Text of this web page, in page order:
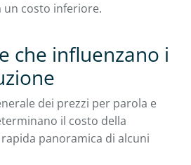
costo inferiore.
che influenzano i
dei prezzi per parola e
il costo della
panoramica di alcuni